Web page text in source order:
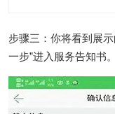
步骤三：你将看到展
一步”进入服务告知书。